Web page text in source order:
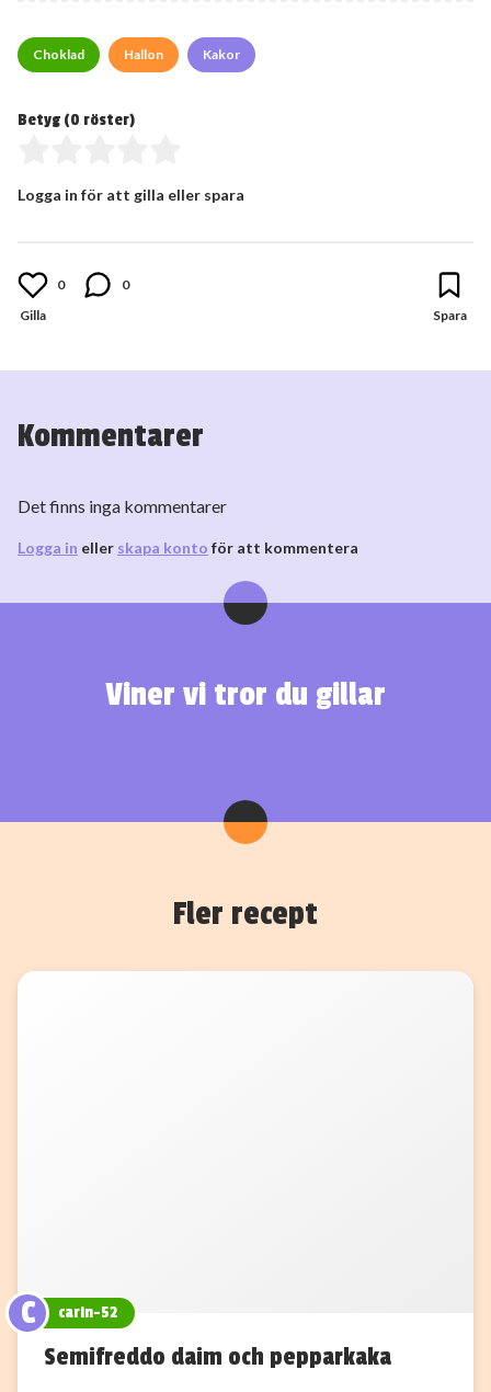
Choklad Hallon Kakor
Betyg (0 röster)
Logga in för att gilla eller spara
0 0
Kommentarer
Det finns inga kommentarer
Logga in eller skapa konto för att kommentera
Viner vi tror du gillar
Fler recept
C carin-52
Semifreddo daim och pepparkaka